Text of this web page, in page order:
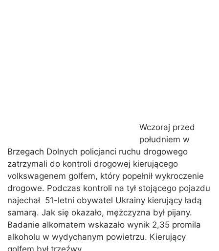
Wczoraj przed
południem w
Brzegach Dolnych policjanci ruchu drogowego
zatrzymali do kontroli drogowej kierującego
volkswagenem golfem, który popełnił wykroczenie
drogowe. Podczas kontroli na tył stojącego pojazdu
najechał 51-letni obywatel Ukrainy kierujący ładą
samarą. Jak się okazało, mężczyzna był pijany.
Badanie alkomatem wskazało wynik 2,35 promila
alkoholu w wydychanym powietrzu. Kierujący